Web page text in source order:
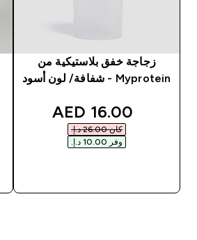
زجاجة خفق بلاستيكية من
Myprotein - شفافة/ لون أسود
discounted price
16.00 AED‎
كان ‏26.00 د.إ.‏‎
وفر ‏10.00 د.إ.‏‎